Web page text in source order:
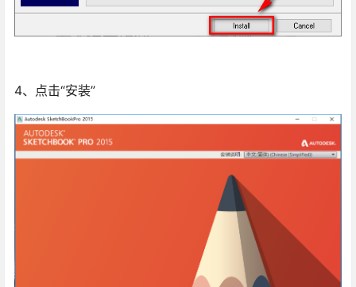
4、点击“安装”